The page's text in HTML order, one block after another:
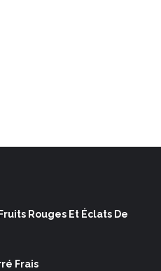
Rouges Et Éclats De
Frais